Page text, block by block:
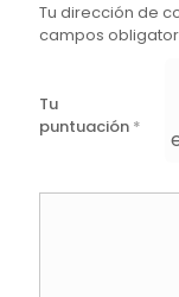
Tu dirección de
campos
Tu
puntuación *